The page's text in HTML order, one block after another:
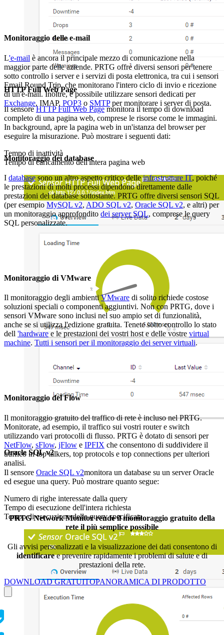
HTTP Full Web Page
Il sensoreHTTP Full Web Pagemonitora il tempo di download
completo di una pagina web, comprese le risorse come le immagini.
In background, apre la pagina web in un'istanza del browser per
eseguire la misurazione. Può mostrare i seguenti dati:
Tempo di inattività
Tempo di caricamento dell'intera pagina web
Oracle SQL v2
Il sensore Oracle SQL v2monitora un database su un server Oracle
ed esegue una query. Può mostrare quanto segue:
Numero di righe interessate dalla query
Tempo di esecuzione dell'intera richiesta
Tempo di esecuzione della query specificata
Monitoraggio delle e-mail
L'e-mail è ancora il principale mezzo di comunicazione nella
maggior parte delle aziende. PRTG offre diversi sensori per tenere
sotto controllo i server e i servizi di posta elettronica, tra cui i sensori
Email Round Trip, che monitorano l'intero ciclo di invio e ricezione
di un'e-mail. Inoltre, è possibile utilizzare sensori dedicati per
Exchange, IMAP, POP3 o SMTPper monitorare i server di posta.
Monitoraggio dei database
I databasesono un altro aspetto critico delleinfrastrutture IT, poiché
le prestazioni di molti processi dipendono direttamente dalle
prestazioni del database sottostante. PRTG offre diversi sensori SQL
(per esempio MySQL v2, ADO SQL v2, Oracle SQL v2, e altri) per
un monitoraggio approfondito dei server SQL, comprese le query
SQL personalizzate.
Monitoraggio di VMware
Il monitoraggio degli ambientiVMware di solito richiede costose
soluzioni speciali o componenti aggiuntivi. Non con PRTG, dove i
sensori VMware sono inclusi nel suo ampio set di funzionalità,
anche se si utilizza l'edizione gratuita. Tenete sotto controllo lo stato
dell 'hardwaree le prestazioni dei vostri host e delle vostre virtual
machine. Tutti i sensori per il monitoraggio dei server virtuali.
Monitoraggio del Flow
Il monitoraggio gratuito del traffico di rete è incluso nel PRTG.
Monitorate, ad esempio, il traffico sui vostri router e switch
utilizzando vari protocolli di flusso. PRTG è dotato di sensori per
NetFlow, sFlow, jFlow e IPFIX che consentono di suddividere il
traffico in top talkers, top protocols e top connections per ulteriori
analisi.
PRTG Network Monitor rende il monitoraggio gratuito della
rete il più semplice possibile
Gli avvisi personalizzati e la visualizzazione dei dati consentono di
identificaree prevenire rapidamente i problemi di salute e di
prestazioni della rete.
DOWNLOAD GRATUITOPANORAMICA DI PRODOTTO